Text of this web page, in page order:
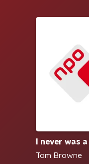
I never was
Tom Browne